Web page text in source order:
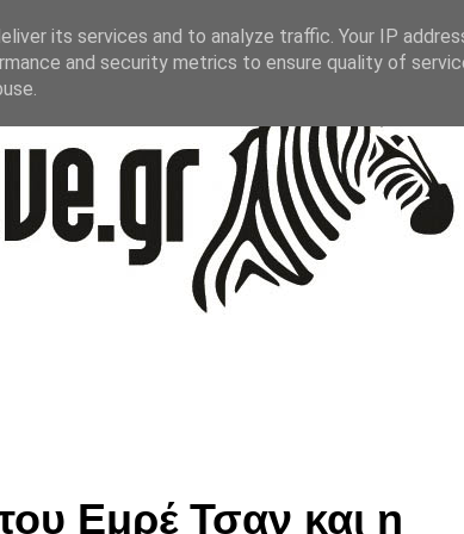
Εμρέ Τσαν και η
its services and to analyze traffic. Your IP
and security metrics to ensure quality of